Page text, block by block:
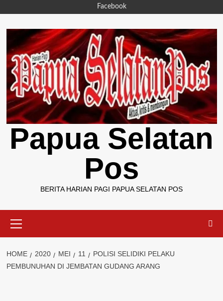
content
Facebook
Papua Selatan
Pos
BERITA HARIAN PAGI PAPUA SELATAN POS
Menu
HOME 2020 MEI 11
POLISI SELIDIKI PELAKU
PEMBUNUHAN DI JEMBATAN GUDANG ARANG